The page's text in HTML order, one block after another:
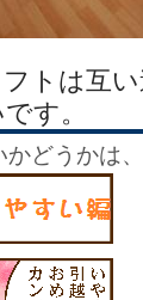
トは互
す。
かどうかは